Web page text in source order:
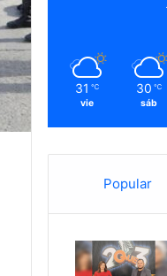
31 ℃
vie
30 ℃
sáb
Popular